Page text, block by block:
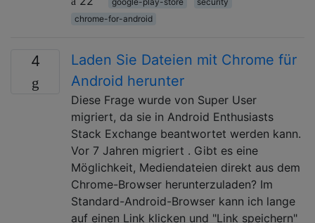
chrome-for-android
4
Laden Sie Dateien mit Chrome für
Android herunter
Diese Frage wurde von Super User
migriert, da sie in Android Enthusiasts
Stack Exchange beantwortet werden kann.
Vor 7 Jahren migriert . Gibt es eine
Möglichkeit, Mediendateien direkt aus dem
Chrome-Browser herunterzuladen? Im
Standard-Android-Browser kann ich lange
auf einen Link klicken und "Link speichern"